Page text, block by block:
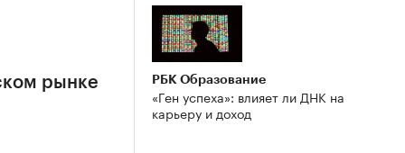
рынке РБК Образование
«Ген успеха»: влияет ли ДНК на
карьеру и доход